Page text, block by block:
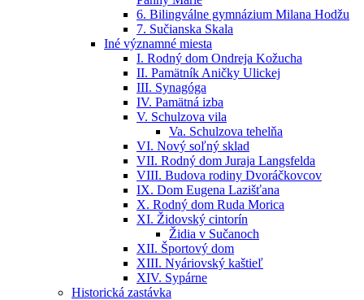
6. Bilingválne gymnázium Milana Hodžu
7. Sučianska Skala
Iné významné miesta
I. Rodný dom Ondreja Kožucha
II. Pamätník Aničky Ulickej
III. Synagóga
IV. Pamätná izba
V. Schulzova vila
Va. Schulzova tehelňa
VI. Nový soľný sklad
VII. Rodný dom Juraja Langsfelda
VIII. Budova rodiny Dvoráčkovcov
IX. Dom Eugena Lazišťana
X. Rodný dom Ruda Morica
XI. Židovský cintorín
Židia v Sučanoch
XII. Športový dom
XIII. Nyáriovský kaštieľ
XIV. Sypárne
Historická zastávka